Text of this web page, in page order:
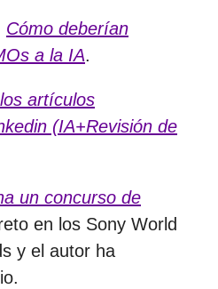
Cómo deberían
a la IA.
artículos
(IA+Revisión de
un concurso de
en los Sony World
y el autor ha